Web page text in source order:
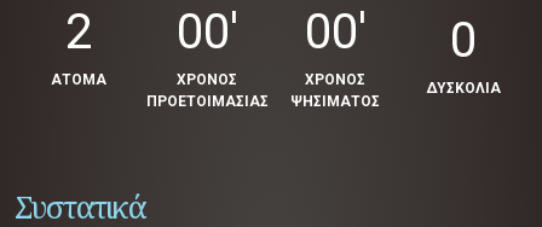
2
ΑΤΟΜΑ
00'
ΧΡΟΝΟΣ
ΠΡΟΕΤΟΙΜΑΣΙΑΣ
00'
ΧΡΟΝΟΣ
ΨΗΣΙΜΑΤΟΣ
0
ΔΥΣΚΟΛΙΑ
Συστατικά